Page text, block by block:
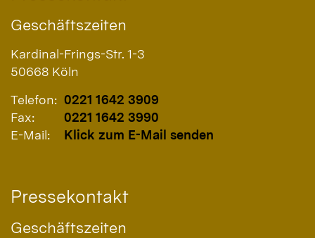
Geschäftszeiten
Kardinal-Frings-Str. 1-3
50668 Köln
Telefon: 0221 1642 3909
Fax:
0221 1642 3990
E-Mail:
Klick zum E-Mail senden
Pressekontakt
Geschäftszeiten